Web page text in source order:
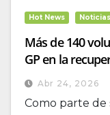
Hot News Noticias
Más de 140
GP en la
Abr 24, 2026
Como parte